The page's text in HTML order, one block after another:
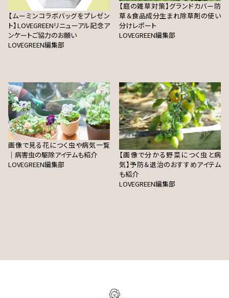
【ムーミンコラボバッグをプレゼン
ト】LOVEGREENリニューアル記念ア
ンケートご協力のお願い
LOVEGREEN編集部
【庭の雑草対策】グランドカバー防
草＆食品成分生まれ除草剤の使い
分けレポート
LOVEGREEN編集部
画像で見る花につく虫や病気一覧
｜病害虫の駆除アイテムも紹介
LOVEGREEN編集部
【画像で分かる野菜につく虫と病
気】予防＆退治のおすすめアイテム
も紹介
LOVEGREEN編集部